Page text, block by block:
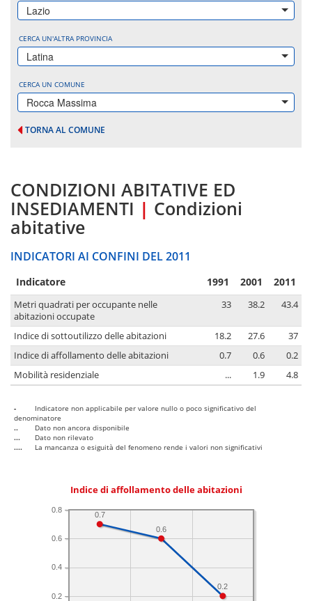
Lazio
CERCA UN'ALTRA PROVINCIA
Latina
CERCA UN COMUNE
Rocca Massima
TORNA AL COMUNE
CONDIZIONI ABITATIVE ED
INSEDIAMENTI | Condizioni
abitative
INDICATORI AI CONFINI DEL 2011
Indicatore 1991 2001 2011
Metri quadrati per occupante nelle
abitazioni occupate
33 38.2 43.4
Indice di sottoutilizzo delle abitazioni 18.2 27.6
37
Indice di affollamento delle abitazioni
0.7 0.6
0.2
Mobilità residenziale
... 1.9 4.8
-
Indicatore non applicabile per valore nullo o poco significativo del
denominatore
..
Dato non ancora disponibile
...
Dato non rilevato
....
La mancanza o esiguità del fenomeno rende i valori non significativi
Indice di affollamento delle abitazioni
0.2
0.4
0.6
0.8
0.2
0.6
0.7